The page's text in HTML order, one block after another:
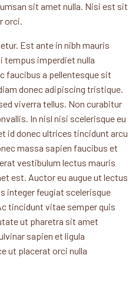
sit amet nulla. Nisi est sit
orci.
Est ante in nibh mauris
tempus imperdiet nulla
faucibus a pellentesque sit
donec adipiscing tristique.
viverra tellus. Non curabitur
In nisl nisi scelerisque eu
id donec ultrices tincidunt arcu
massa sapien faucibus et
vestibulum lectus mauris
est. Auctor eu augue ut lectus
integer feugiat scelerisque
tincidunt vitae semper quis
ut pharetra sit amet
sapien et ligula
ut placerat orci nulla